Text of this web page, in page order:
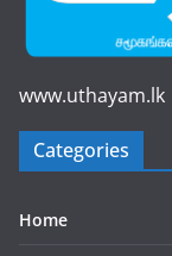
www.uthayam.lk
Categories
Home